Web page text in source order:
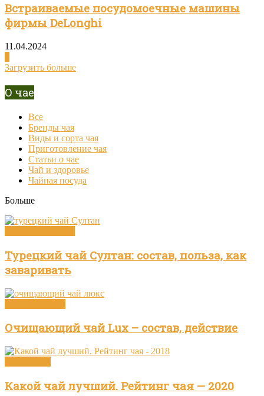
Встраиваемые посудомоечные машины
фирмы DeLonghi
11.04.2024
Загрузить больше
О чае
Все
Бренды чая
Виды и сорта чая
Приготовление чая
Статьи о чае
Чай и здоровье
Чайная посуда
Больше
Турецкий чай Султан: состав, польза, как
заваривать
Очищающий чай Lux – состав, действие
Какой чай лучший. Рейтинг чая — 2020